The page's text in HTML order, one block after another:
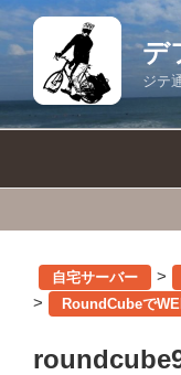
コ
ン
デ
ジテ
自宅サーバー >
> RoundCubeで